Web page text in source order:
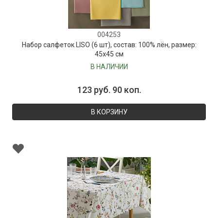
004253
Набор салфеток LISO (6 шт), состав: 100% лён, размер:
45х45 см
В НАЛИЧИИ
123 руб. 90 коп.
В КОРЗИНУ